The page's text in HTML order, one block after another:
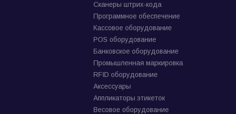
Сканеры штрих-кода
Программное обеспечение
Кассовое оборудование
POS оборудование
Банковское оборудование
Промышленная маркировка
RFID оборудование
Аксессуары
Аппликаторы этикеток
Весовое оборудование